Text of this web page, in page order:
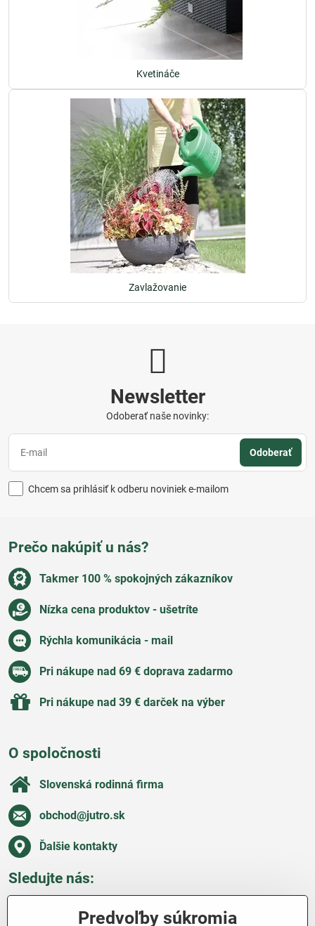
Kvetináče
Zavlažovanie
Newsletter
Odoberať naše novinky:
Odoberať
Chcem sa prihlásiť k odberu noviniek e-mailom
Prečo nakúpiť u nás?
Takmer 100 % spokojných zákazníkov
Nízka cena produktov - ušetríte
Rýchla komunikácia - mail
Pri nákupe nad 69 € doprava zadarmo
Pri nákupe nad 39 € darček na výber
O spoločnosti
Slovenská rodinná firma
obchod​@jutro​.sk
Ďalšie kontakty
Sledujte nás:
Predvoľby súkromia